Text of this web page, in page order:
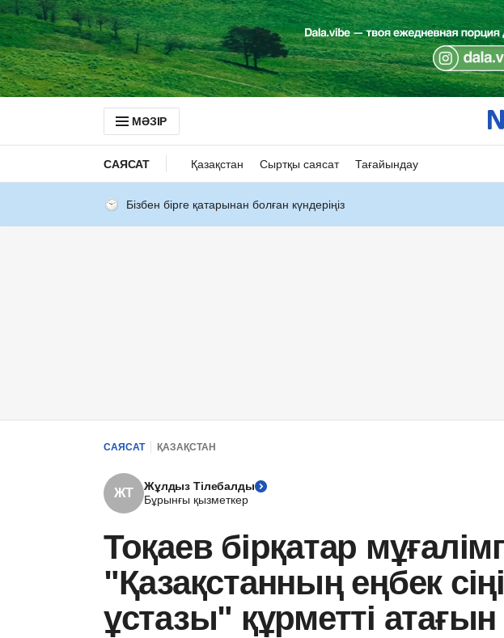
МӘЗІР
САЯСАТ Қазақстан Сыртқы саясат Тағайындау
Бізбен бірге қатарынан болған күндеріңіз
САЯСАТ ҚАЗАҚСТАН
ЖТ
Жұлдыз Тілебалды
Бұрынғы қызметкер
Тоқаев бірқатар
"Қазақстанның еңбек
ұстазы" құрметті атағын